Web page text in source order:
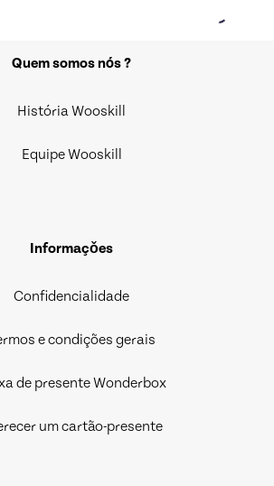
Quem somos nós ?
História Wooskill
Equipe Wooskill
Informaçǒes
Confidencialidade
e condições gerais
de presente Wonderbox
um cartão-presente